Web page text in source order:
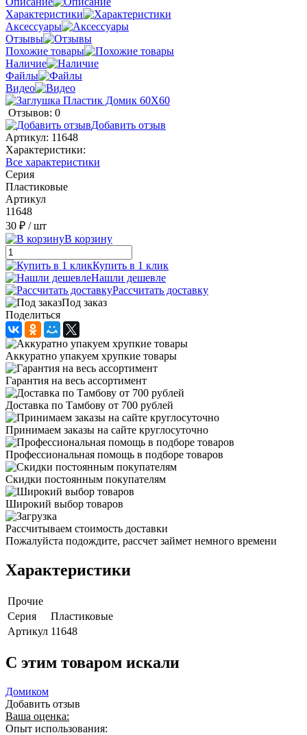
Характеристики
Аксессуары
Отзывы
Похожие товары
Наличие
Файлы
Видео
Отзывов: 0
Добавить отзыв
Артикул: 11648
Характеристики:
Все характеристики
Серия
Пластиковые
Артикул
11648
30 ₽ / шт
В корзину
Купить в 1 клик
Нашли дешевле
Рассчитать доставку
Под заказ
Поделиться
Аккуратно упакуем хрупкие товары
Гарантия на весь ассортимент
Доставка по Тамбову от 700 рублей
Принимаем заказы на сайте круглосуточно
Профессиональная помощь в подборе товаров
Скидки постоянным покупателям
Широкий выбор товаров
Рассчитываем стоимость доставки
Пожалуйста подождите, рассчет займет немного времени
Характеристики
Прочие
Серия
Пластиковые
Артикул 11648
C этим товаром искали
Домиком
Добавить отзыв
Ваша оценка:
Опыт использования: